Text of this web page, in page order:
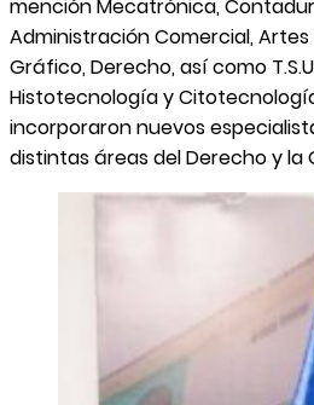
mención Mecatrónica,
Administración Comercial,
Gráfico, Derecho, así como
Histotecnología y
incorporaron nuevos
distintas áreas del Derecho y la